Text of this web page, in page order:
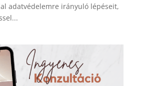
adatvédelemre irányuló lépéseit,